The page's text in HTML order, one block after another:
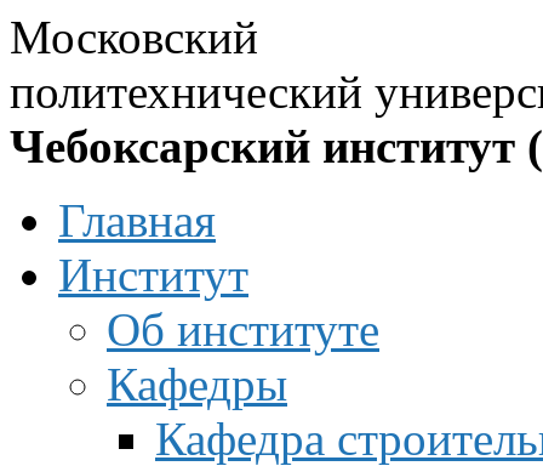
Московский
политехнический
Чебоксарский институт
Главная
Институт
Об институте
Кафедры
Кафедра